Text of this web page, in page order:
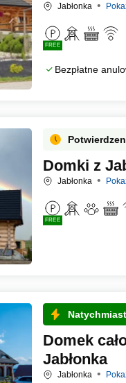
Jabłonka
FREE
Bezpłatne
Domki z
Jabłonka
FREE
Domek
Jabłonka
Jabłonka